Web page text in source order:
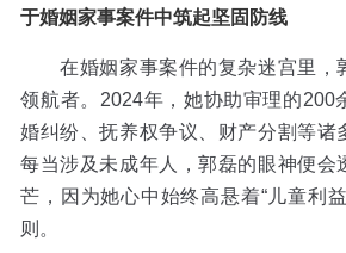
于婚姻家事案件中筑起坚固防线
在婚姻家事案件的复杂迷宫里，
领航者。2024年，她协助审理的200
婚纠纷、抚养权争议、财产分割等诸
每当涉及未成年人，郭磊的眼神便会
芒，因为她心中始终高悬着“儿童利
则。